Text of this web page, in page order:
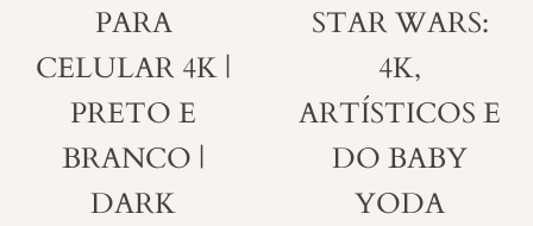
PARA
CELULAR 4K |
PRETO E
BRANCO |
DARK
STAR WARS:
4K,
ARTÍSTICOS E
DO BABY
YODA